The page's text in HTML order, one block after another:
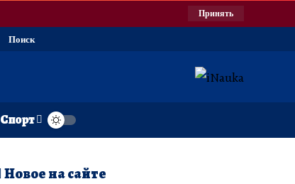
Принять
Поиск
Спорт
Новое на сайте